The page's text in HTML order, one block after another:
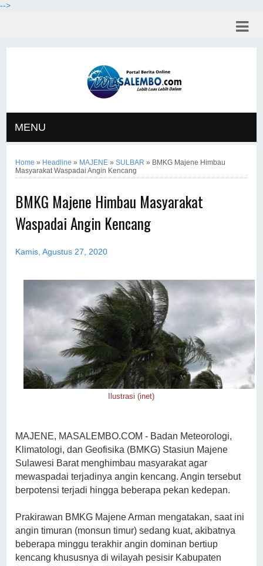
-->
MENU
Home » Headline » MAJENE »SULBAR » BMKG Majene Himbau
Masyarakat Waspadai Angin Kencang
BMKG Majene Himbau Masyarakat
Waspadai Angin Kencang
Kamis, Agustus 27, 2020
Ilustrasi (inet)
MAJENE, MASALEMBO.COM - Badan Meteorologi,
Klimatologi, dan Geofisika (BMKG) Stasiun Majene
Sulawesi Barat menghimbau masyarakat agar
mewaspadai terjadinya angin kencang. Angin tersebut
berpotensi terjadi hingga beberapa pekan kedepan.
Prakirawan BMKG Majene Arman mengatakan, saat ini
angin timuran (monsun timur) sedang kuat, akibatnya
beberapa minggu terakhir angin dominan bertiup
kencang khususnya di wilayah pesisir Kabupaten